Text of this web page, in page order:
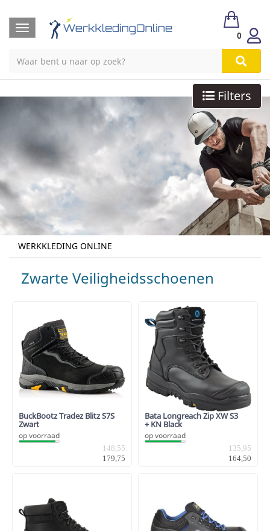
Toggle
navigation
0
WERKKLEDING ONLINE
Filters
Zwarte Veiligheidsschoenen
BuckBootz Tradez Blitz S7S
Zwart
op voorraad
148,55
179,75
Bata Longreach Zip XW S3
+ KN Black
op voorraad
135,95
164,50